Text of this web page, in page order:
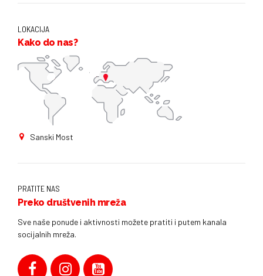
LOKACIJA
Kako do nas?
Sanski Most
PRATITE NAS
Preko društvenih mreža
Sve naše ponude i aktivnosti možete pratiti i putem kanala
socijalnih mreža.